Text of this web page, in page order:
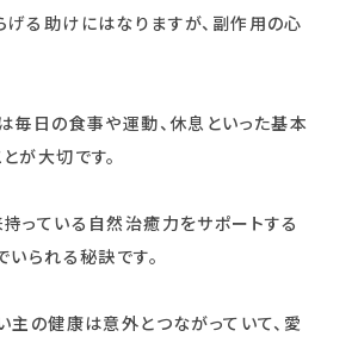
る助けにはなりますが、副作用の心
毎日の食事や運動、休息といった基本
が大切です。
っている自然治癒力をサポートする
いられる秘訣です。
主の健康は意外とつながっていて、愛